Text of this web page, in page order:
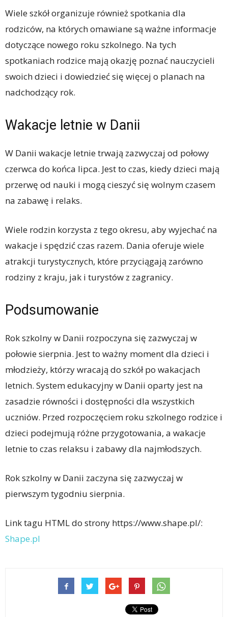
Wiele szkół organizuje również spotkania dla
rodziców, na których omawiane są ważne informacje
dotyczące nowego roku szkolnego. Na tych
spotkaniach rodzice mają okazję poznać nauczycieli
swoich dzieci i dowiedzieć się więcej o planach na
nadchodzący rok.
Wakacje letnie w Danii
W Danii wakacje letnie trwają zazwyczaj od połowy
czerwca do końca lipca. Jest to czas, kiedy dzieci mają
przerwę od nauki i mogą cieszyć się wolnym czasem
na zabawę i relaks.
Wiele rodzin korzysta z tego okresu, aby wyjechać na
wakacje i spędzić czas razem. Dania oferuje wiele
atrakcji turystycznych, które przyciągają zarówno
rodziny z kraju, jak i turystów z zagranicy.
Podsumowanie
Rok szkolny w Danii rozpoczyna się zazwyczaj w
połowie sierpnia. Jest to ważny moment dla dzieci i
młodzieży, którzy wracają do szkół po wakacjach
letnich. System edukacyjny w Danii oparty jest na
zasadzie równości i dostępności dla wszystkich
uczniów. Przed rozpoczęciem roku szkolnego rodzice i
dzieci podejmują różne przygotowania, a wakacje
letnie to czas relaksu i zabawy dla najmłodszych.
Rok szkolny w Danii zaczyna się zazwyczaj w
pierwszym tygodniu sierpnia.
Link tagu HTML do strony https://www.shape.pl/:
Shape.pl